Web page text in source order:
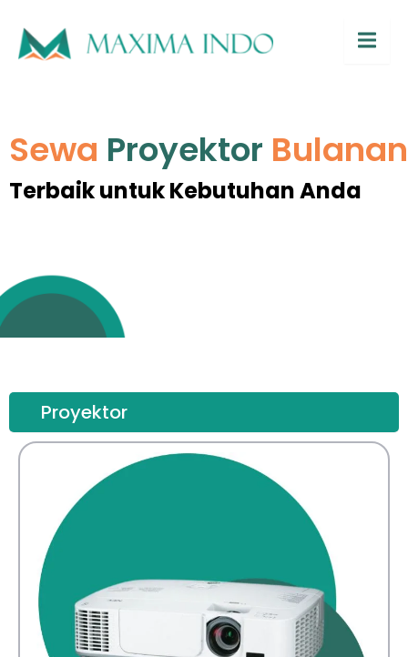
Sewa Proyektor Bulanan
Terbaik untuk Kebutuhan Anda
Proyektor